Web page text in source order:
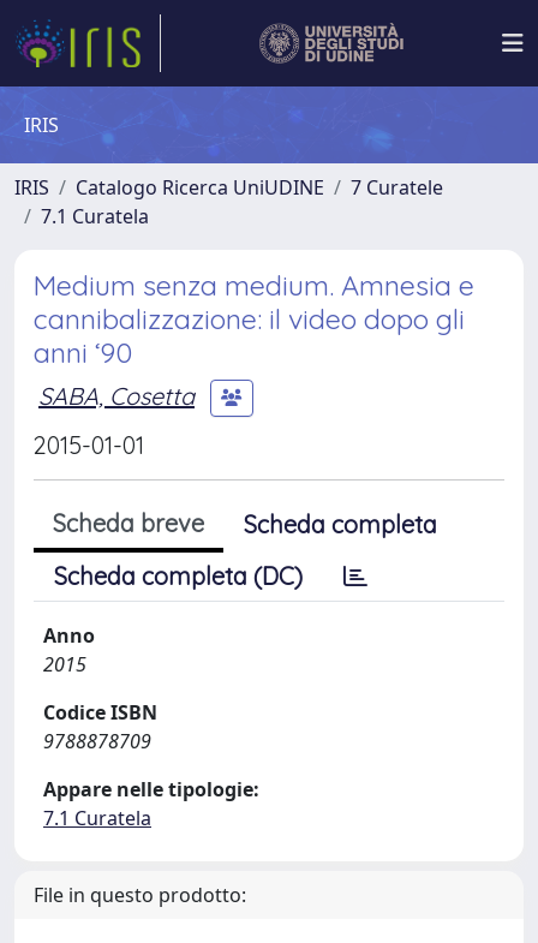
IRIS
IRIS Catalogo Ricerca UniUDINE
7 Curatele
7.1 Curatela
Medium senza medium. Amnesia e
cannibalizzazione: il video dopo gli
anni ‘90
SABA, Cosetta
2015-01-01
Scheda breve
Scheda completa
Scheda completa (DC)
Anno
2015
Codice ISBN
9788878709
Appare nelle tipologie:
7.1 Curatela
File in questo prodotto: